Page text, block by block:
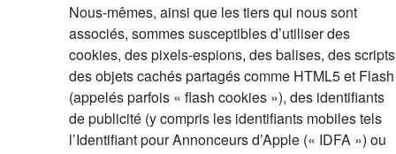
Nous-mêmes, ainsi que les tiers qui nous sont
associés, sommes susceptibles d’utiliser des
cookies, des pixels-espions, des balises, des
des objets cachés partagés comme HTML5 et Flash
(appelés parfois « flash cookies »), des identifiants
de publicité (y compris les identifiants mobiles tels
l’Identifiant pour Annonceurs d’Apple (« IDFA ») ou